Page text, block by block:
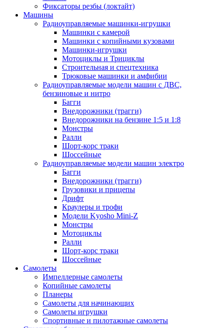
Фиксаторы резбы (локтайт)
Машины
Радиоуправляемые машинки-игрушки
Машинки с камерой
Машинки с копийными кузовами
Машинки-игрушки
Мотоциклы и Трициклы
Строительная и спецтехника
Трюковые машинки и амфибии
Радиоуправляемые модели машин с ДВС,
бензиновые и нитро
Багги
Внедорожники (трагги)
Внедорожники на бензине 1:5 и 1:8
Монстры
Ралли
Шорт-корс траки
Шоссейные
Радиоуправляемые модели машин электро
Багги
Внедорожники (трагги)
Грузовики и прицепы
Дрифт
Краулеры и трофи
Модели Kyosho Mini-Z
Монстры
Мотоциклы
Ралли
Шорт-корс траки
Шоссейные
Самолеты
Импеллерные самолеты
Копийные самолеты
Планеры
Самолеты для начинающих
Самолеты игрушки
Спортивные и пилотажные самолеты